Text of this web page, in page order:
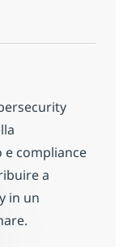
Retail Supply
e compliance
a
in un
de chatbot